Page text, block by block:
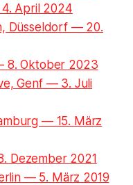
April 2024
Düsseldorf — 20.
8. Oktober 2023
Genf — 3. Juli
— 15. März
Dezember 2021
— 5. März 2019